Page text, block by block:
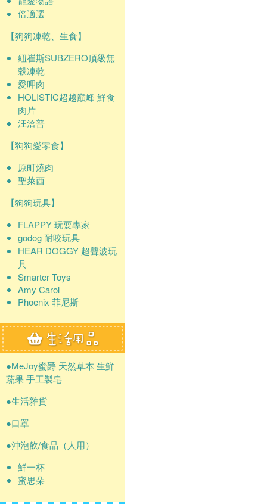
倍適選
【狗狗凍乾、生食】
紐崔斯SUBZERO頂級無
穀凍乾
愛呷肉
HOLISTIC超越巔峰 鮮食
肉片
汪洽普
【狗狗愛零食】
原町燒肉
聖萊西
【狗狗玩具】
FLAPPY 玩耍專家
godog 耐咬玩具
HEAR DOGGY 超聲波玩
具
Smarter Toys
Amy Carol
Phoenix 菲尼斯
●MeJoy蜜爵 天然草本 生鮮
蔬果 手工製皂
●生活雜貨
●口罩
●沖泡飲/食品（人用）
鮮一杯
蜜思朵